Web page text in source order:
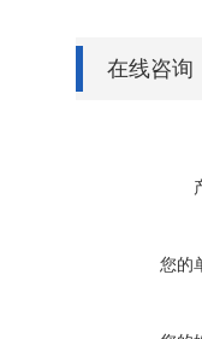
在线咨询
您的